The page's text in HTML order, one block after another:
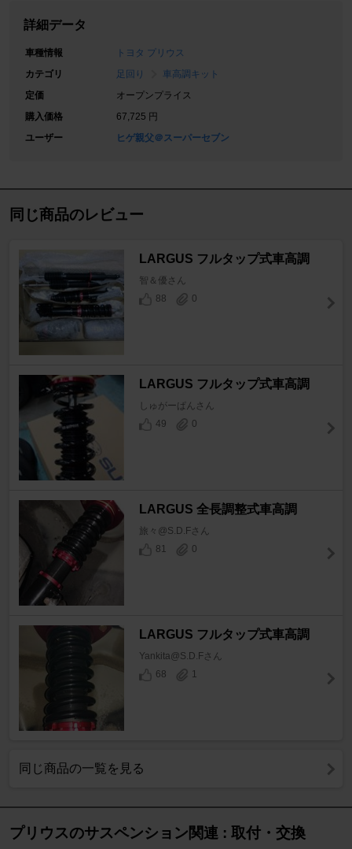
詳細データ
車種情報
トヨタ プリウス
カテゴリ
足回り
車高調キット
定価
オープンプライス
購入価格
67,725 円
ユーザー
ヒゲ親父＠スーパーセブン
同じ商品のレビュー
LARGUS フルタップ式車高調
智＆優さん
88
0
LARGUS フルタップ式車高調
しゅがーぱんさん
49
0
LARGUS 全長調整式車高調
旅々@S.D.Fさん
81
0
LARGUS フルタップ式車高調
Yankita@S.D.Fさん
68
1
同じ商品の一覧を見る
プリウスのサスペンション関連 : 取付・交換